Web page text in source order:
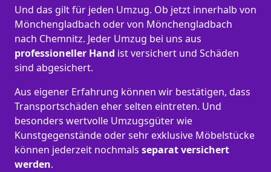
Und das gilt für jeden Umzug. Ob jetzt innerhalb von
Mönchen­gladbach oder von Mönchen­gladbach
nach Chemnitz. Jeder Umzug bei uns aus
professioneller Hand ist versichert und Schäden
sind abgesichert.
Aus eigener Erfahrung können wir bestätigen, dass
Transportschäden eher selten eintreten. Und
besonders wertvolle Umzugsgüter wie
Kunstgegenstände oder sehr exklusive Möbelstücke
können jederzeit nochmals separat versichert
werden.